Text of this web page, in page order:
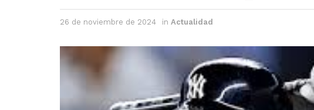
26 de noviembre de 2024 in Actualidad